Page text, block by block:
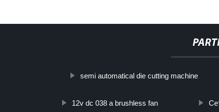
semi automatical die cutting machine
12v dc 038 a brushless fan